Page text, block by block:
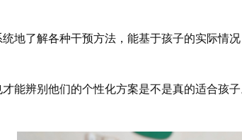
地了解各种干预方法，能基于孩子的实际情
能辨别他们的个性化方案是不是真的适合孩子